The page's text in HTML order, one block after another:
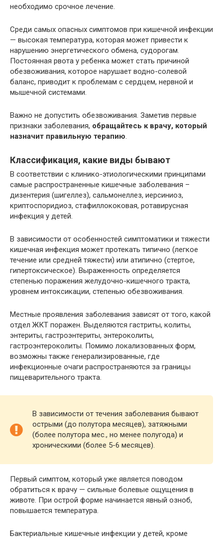
необходимо срочное лечение.
Среди самых опасных симптомов при кишечной инфекции
— высокая температура, которая может привести к
нарушению энергетического обмена, судорогам.
Постоянная рвота у ребенка может стать причиной
обезвоживания, которое нарушает водно-солевой
баланс, приводит к проблемам с сердцем, нервной и
мышечной системами.
Важно не допустить обезвоживания. Заметив первые
признаки заболевания, обращайтесь к врачу, который
назначит правильную терапию.
Классификация, какие виды бывают
В соответствии с клинико-этиологическими принципами
самые распространенные кишечные заболевания –
дизентерия (шигеллез), сальмонеллез, иерсиниоз,
криптоспоридиоз, стафиллококовая, ротавирусная
инфекция у детей.
В зависимости от особенностей симптоматики и тяжести
кишечная инфекция может протекать типично (легкое
течение или средней тяжести) или атипично (стертое,
гипертоксическое). Выраженность определяется
степенью поражения желудочно-кишечного тракта,
уровнем интоксикации, степенью обезвоживания.
Местные проявления заболевания зависят от того, какой
отдел ЖКТ поражен. Выделяются гастриты, колиты,
энтериты, гастроэнтериты, энтероколиты,
гастроэнтероколиты. Помимо локализованных форм,
возможны также генерализированные, где
инфекционные очаги распространяются за границы
пищеварительного тракта.
В зависимости от течения заболевания бывают
острыми (до полутора месяцев), затяжными
(более полутора мес., но менее полугода) и
хроническими (более 5-6 месяцев).
Первый симптом, который уже является поводом
обратиться к врачу — сильные болевые ощущения в
животе. При острой форме начинается явный озноб,
повышается температура.
Бактериальные кишечные инфекции у детей, кроме